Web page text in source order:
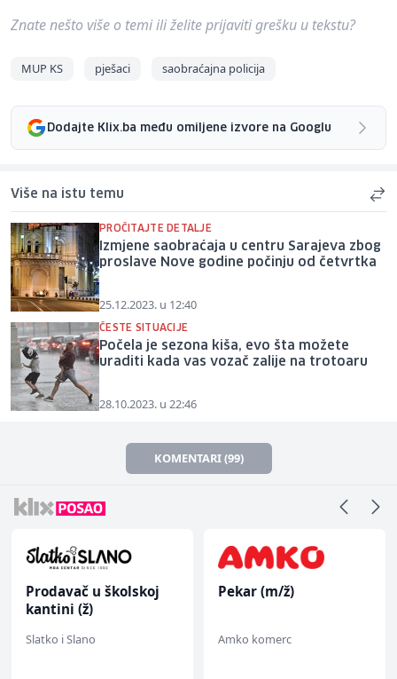
Znate nešto više o temi ili želite prijaviti grešku u tekstu?
MUP KS pješaci saobraćajna policija
Dodajte Klix.ba među omiljene izvore na Googlu
Više na istu temu
PROČITAJTE DETALJE
Izmjene saobraćaja u centru Sarajeva zbog
proslave Nove godine počinju od četvrtka
25.12.2023. u 12:40
ČESTE SITUACIJE
Počela je sezona kiša, evo šta možete
uraditi kada vas vozač zalije na trotoaru
28.10.2023. u 22:46
KOMENTARI (99)
Prodavač u školskoj
kantini (ž)
Slatko i Slano
Pekar (m/ž)
Amko komerc